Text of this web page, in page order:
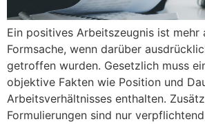
Ein positives Arbeitszeugnis ist mehr
Formsache, wenn darüber
getroffen wurden. Gesetzlich muss
objektive Fakten wie Position und
Arbeitsverhältnisses enthalten.
Formulierungen sind nur